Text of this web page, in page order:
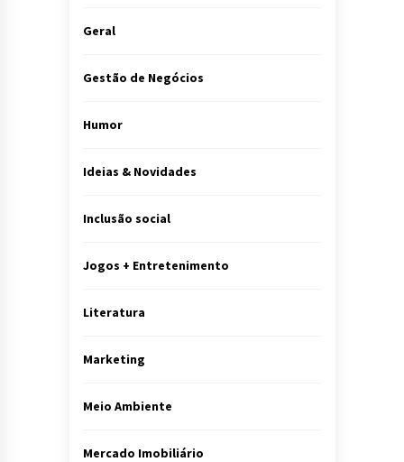
Geral
Gestão de Negócios
Humor
Ideias & Novidades
Inclusão social
Jogos + Entretenimento
Literatura
Marketing
Meio Ambiente
Mercado Imobiliário